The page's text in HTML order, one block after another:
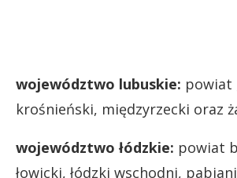
województwo lubuskie: powiat
krośnieński, międzyrzecki oraz
województwo łódzkie: powiat
łowicki, łódzki wschodni,